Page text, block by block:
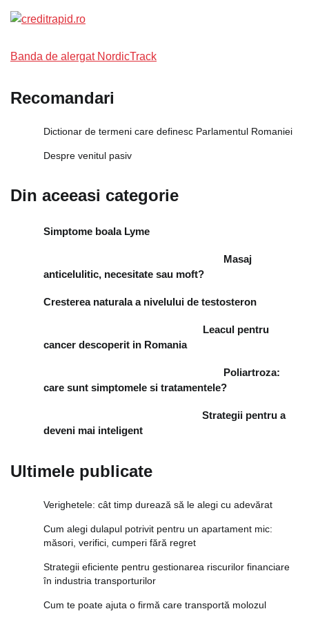
Banda de alergat NordicTrack
Recomandari
Dictionar de termeni care definesc Parlamentul Romaniei
Despre venitul pasiv
Din aceeasi categorie
Simptome boala Lyme
Masaj
anticelulitic, necesitate sau moft?
Cresterea naturala a nivelului de testosteron
Leacul pentru
cancer descoperit in Romania
Poliartroza:
care sunt simptomele si tratamentele?
Strategii pentru a
deveni mai inteligent
Ultimele publicate
Verighetele: cât timp durează să le alegi cu adevărat
Cum alegi dulapul potrivit pentru un apartament mic:
măsori, verifici, cumperi fără regret
Strategii eficiente pentru gestionarea riscurilor financiare
în industria transporturilor
Cum te poate ajuta o firmă care transportă molozul